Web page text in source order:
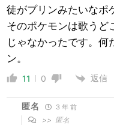
徒がプリンみたいなポ
そのポケモンは歌うど
じゃなかったです。何
ン。
11 0 返信
匿名 3 年 前
>> 匿名